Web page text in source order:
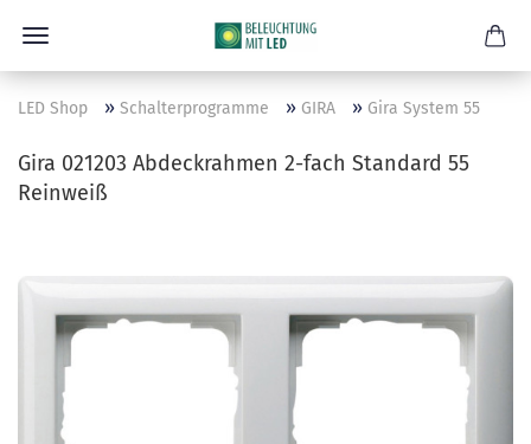
LED Shop » Schalterprogramme » GIRA » Gira System 55
Gira 021203 Abdeckrahmen 2-fach Standard 55
Reinweiß